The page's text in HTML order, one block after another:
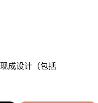
成设计（包括